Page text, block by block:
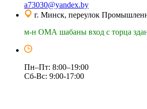
a73030@yandex.by
г. Минск, переулок
м-н ОМА шабаны вход с торца
Пн–Пт: 8:00–19:00
Сб-Вс: 9:00-17:00